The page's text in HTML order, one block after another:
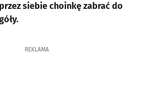
siebie choinkę zabrać do
REKLAMA